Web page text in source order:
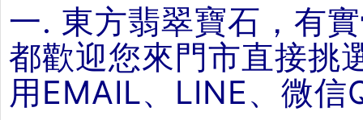
一. 東方翡翠寶石，有
都歡迎您來門市直接挑
用EMAIL、LINE、微信